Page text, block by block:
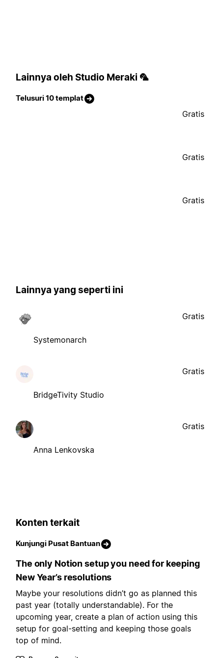
Lainnya oleh Studio Meraki 🦜
Telusuri 10 templat
Gratis
Gratis
Gratis
Lainnya yang seperti ini
Systemonarch
Gratis
BridgeTivity Studio
Gratis
Anna Lenkovska
Gratis
Konten terkait
Kunjungi Pusat Bantuan
The only Notion setup you need for keeping
New Year’s resolutions
Maybe your resolutions didn’t go as planned this
past year (totally understandable). For the
upcoming year, create a plan of action using this
setup for goal-setting and keeping those goals
top of mind.